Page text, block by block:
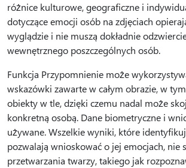
różnice kulturowe, geograficzne i
dotyczące emocji osób na zdjęciach
wyglądzie i nie muszą dokładnie
wewnętrznego poszczególnych osób.
Funkcja Przypomnienie może
wskazówki zawarte w całym obrazie, w
obiekty w tle, dzięki czemu nadal może
konkretną osobą. Dane biometryczne i
używane. Wszelkie wyniki, które
pozwalają wnioskować o jej emocjach, nie
przetwarzania twarzy, takiego jak